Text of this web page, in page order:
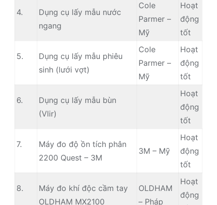
4.
Dụng cụ lấy mẫu nước
ngang
Cole
Parmer –
Mỹ
Hoạt
động
tốt
5.
Dụng cụ lấy mẫu phiêu
sinh (lưới vợt)
Cole
Parmer –
Mỹ
Hoạt
động
tốt
6.
Dụng cụ lấy mẫu bùn
(Vlir)
Hoạt
động
tốt
7.
Máy đo độ ồn tích phân
2200 Quest – 3M
3M – Mỹ
Hoạt
động
tốt
8.
Máy đo khí độc cầm tay
OLDHAM MX2100
OLDHAM
– Pháp
Hoạt
động